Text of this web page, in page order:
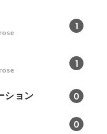
1
1
ション 0
0